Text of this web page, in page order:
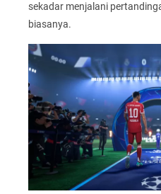
sekadar menjalani
biasanya.